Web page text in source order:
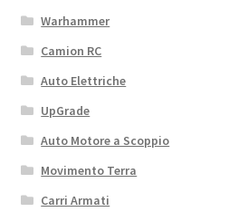
Warhammer
Camion RC
Auto Elettriche
UpGrade
Auto Motore a Scoppio
Movimento Terra
Carri Armati